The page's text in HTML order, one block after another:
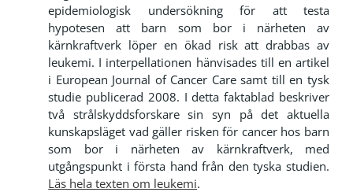
epidemiologisk undersökning för att testa
hypotesen att barn som bor i närheten av
kärnkraftverk löper en ökad risk att drabbas av
leukemi. I interpellationen hänvisades till en artikel
i European Journal of Cancer Care samt till en tysk
studie publicerad 2008. I detta faktablad beskriver
två strålskyddsforskare sin syn på det aktuella
kunskapsläget vad gäller risken för cancer hos barn
som bor i närheten av kärnkraftverk, med
utgångspunkt i första hand från den tyska studien.
Läs hela texten om leukemi.